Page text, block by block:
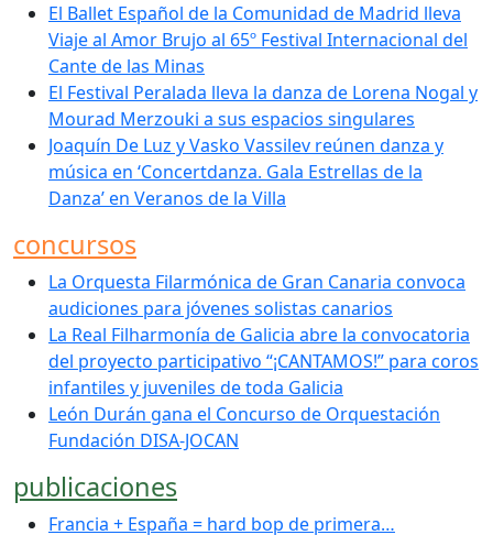
El Ballet Español de la Comunidad de Madrid lleva
Viaje al Amor Brujo al 65º Festival Internacional del
Cante de las Minas
El Festival Peralada lleva la danza de Lorena Nogal y
Mourad Merzouki a sus espacios singulares
Joaquín De Luz y Vasko Vassilev reúnen danza y
música en ‘Concertdanza. Gala Estrellas de la
Danza’ en Veranos de la Villa
concursos
La Orquesta Filarmónica de Gran Canaria convoca
audiciones para jóvenes solistas canarios
La Real Filharmonía de Galicia abre la convocatoria
del proyecto participativo “¡CANTAMOS!” para coros
infantiles y juveniles de toda Galicia
León Durán gana el Concurso de Orquestación
Fundación DISA-JOCAN
publicaciones
Francia + España = hard bop de primera…